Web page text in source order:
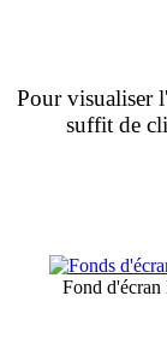
Pour visualiser
suffit de
Fond d'écran